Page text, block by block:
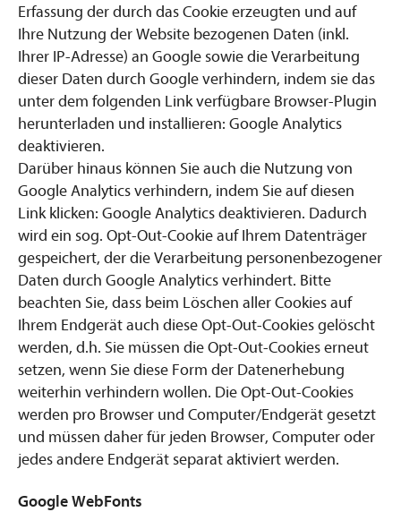
Erfassung der durch das Cookie erzeugten und auf
Ihre Nutzung der Website bezogenen Daten (inkl.
Ihrer IP-Adresse) an Google sowie die Verarbeitung
dieser Daten durch Google verhindern, indem sie das
unter dem folgenden Link verfügbare Browser-Plugin
herunterladen und installieren: Google Analytics
deaktivieren.
Darüber hinaus können Sie auch die Nutzung von
Google Analytics verhindern, indem Sie auf diesen
Link klicken: Google Analytics deaktivieren. Dadurch
wird ein sog. Opt-Out-Cookie auf Ihrem Datenträger
gespeichert, der die Verarbeitung personenbezogener
Daten durch Google Analytics verhindert. Bitte
beachten Sie, dass beim Löschen aller Cookies auf
Ihrem Endgerät auch diese Opt-Out-Cookies gelöscht
werden, d.h. Sie müssen die Opt-Out-Cookies erneut
setzen, wenn Sie diese Form der Datenerhebung
weiterhin verhindern wollen. Die Opt-Out-Cookies
werden pro Browser und Computer/Endgerät gesetzt
und müssen daher für jeden Browser, Computer oder
jedes andere Endgerät separat aktiviert werden.
Google WebFonts